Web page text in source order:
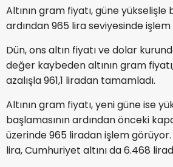
Altının gram fiyatı, güne yükselişle
ardından 965 lira seviyesinde
Dün, ons altın fiyatı ve dolar
değer kaybeden altının gram
azalışla 961,1 liradan tamamladı.
Altının gram fiyatı, yeni güne ise
başlamasının ardından önceki
üzerinde 965 liradan işlem görüyor.
lira, Cumhuriyet altını da 6.468